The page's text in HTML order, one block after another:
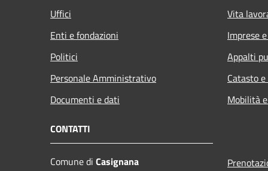
Uffici
Enti e fondazioni
Politici
Personale Amministrativo
Documenti e dati
Vita
Imprese
Appalti
Catasto
Mobilità
CONTATTI
Comune di Casignana